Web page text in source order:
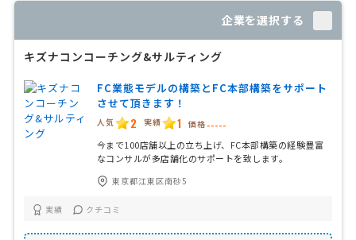
企業を選択する
キズナコンコーチング&サルティング
FC業態モデルの構築とFC本部構築をサポート
させて頂きます！
人気 2 実績 1 価格 -----
今まで100店舗以上の立ち上げ、FC本部構築の経験豊富
なコンサルが多店舗化のサポートを致します。
東京都江東区南砂5
実績 クチコミ